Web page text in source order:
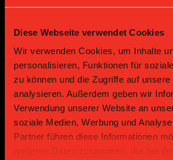
Diese Webseite verwendet Cookies
Wir verwenden Cookies, um Inhalte
personalisieren, Funktionen für
zu können und die Zugriffe auf
analysieren. Außerdem geben wir
Verwendung unserer Website an
soziale Medien, Werbung und
Partner führen diese Informationen
weiteren Daten zusammen, die Sie